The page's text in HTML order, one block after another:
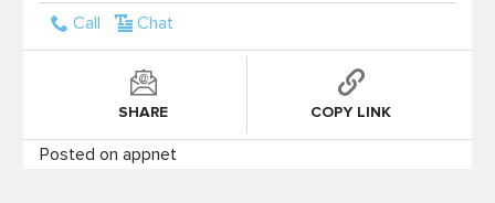
Call Chat
SHARE COPY LINK
Posted on appnet